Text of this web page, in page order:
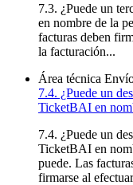
7.3. ¿Puede un
en nombre de la
facturas deben
la facturación...
Área técnica
7.4. ¿Puede un
TicketBAI en
7.4. ¿Puede un
TicketBAI en
puede. Las
firmarse al